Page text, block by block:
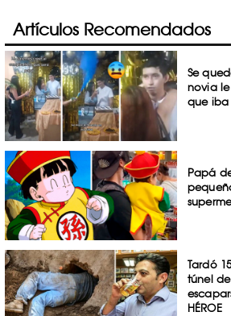
Artículos Recomendados
Se
novia
que
Papá
Tardó
túnel
HÉROE